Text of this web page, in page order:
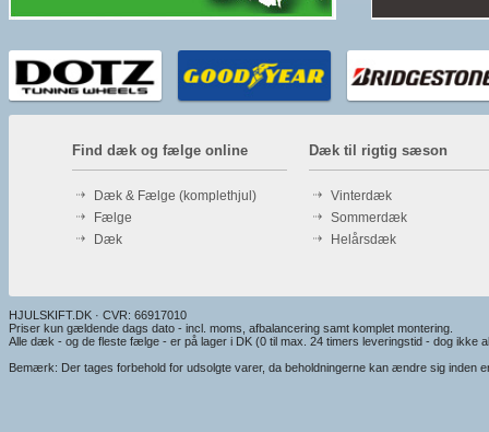
Find dæk og fælge online
Dæk & Fælge (komplethjul)
Fælge
Dæk
Dæk til rigtig sæson
Vinterdæk
Sommerdæk
Helårsdæk
HJULSKIFT.DK · CVR: 66917010
Priser kun gældende dags dato - incl. moms, afbalancering samt komplet montering.
Alle dæk - og de fleste fælge - er på lager i DK (0 til max. 24 timers leveringstid - dog ikke
Bemærk: Der tages forbehold for udsolgte varer, da beholdningerne kan ændre sig inden